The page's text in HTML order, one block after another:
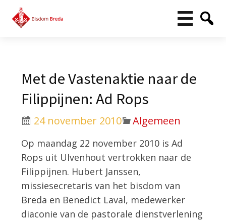
Met de Vastenaktie naar de
Filippijnen: Ad Rops
24 november 2010 Algemeen
Op maandag 22 november 2010 is Ad
Rops uit Ulvenhout vertrokken naar de
Filippijnen. Hubert Janssen,
missiesecretaris van het bisdom van
Breda en Benedict Laval, medewerker
diaconie van de pastorale dienstverlening